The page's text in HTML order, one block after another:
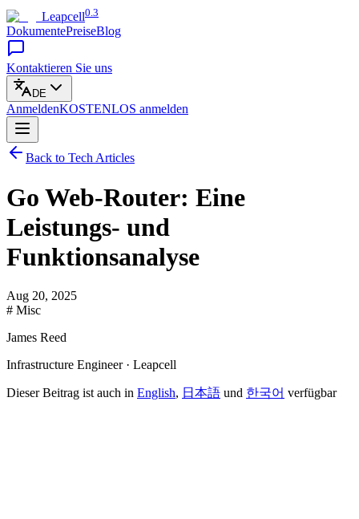
Leapcell0.3
DokumentePreiseBlog
Kontaktieren Sie uns
DE
AnmeldenKOSTENLOS anmelden
Back to Tech Articles
Go Web-Router: Eine
Leistungs- und
Funktionsanalyse
Aug 20, 2025
# Misc
James Reed
Infrastructure Engineer · Leapcell
Dieser Beitrag ist auch in English, 日本語 und 한국어 verfügbar